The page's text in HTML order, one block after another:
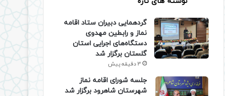
گردهمایی دبیران ستاد اقامه
نماز و رابطین مهدوی
دستگاه‌های اجرایی استان
گلستان برگزار شد
3 دقیقه پیش
جلسه شورای اقامه نماز
شهرستان شاهرود برگزار شد